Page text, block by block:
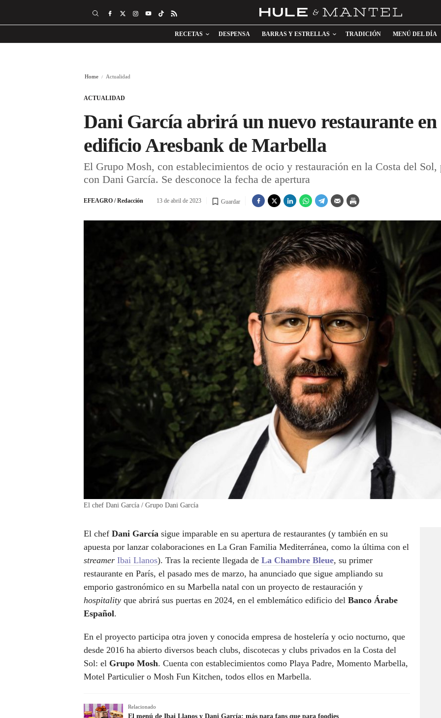
RECETAS DESPENSA BARRAS Y ESTRELLAS TRADICIÓN MENÚ DEL DÍA
Home Actualidad
ACTUALIDAD
Dani García abrirá un nuevo restaurante en
edificio Aresbank de Marbella
El Grupo Mosh, con establecimientos de ocio y restauración en la Costa del
con Dani García. Se desconoce la fecha de apertura
EFEAGRO / Redacción 13 de abril de 2023 Guardar
El chef Dani García / Grupo Dani García
El chef Dani García sigue imparable en su apertura de restaurantes (y también en su
apuesta por lanzar colaboraciones en La Gran Familia Mediterránea, como la última con el
streamer Ibai Llanos). Tras la reciente llegada de La Chambre Bleue, su primer
restaurante en París, el pasado mes de marzo, ha anunciado que sigue ampliando su
emporio gastronómico en su Marbella natal con un proyecto de restauración y
hospitality que abrirá sus puertas en 2024, en el emblemático edificio del Banco Árabe
Español.
En el proyecto participa otra joven y conocida empresa de hostelería y ocio nocturno, que
desde 2016 ha abierto diversos beach clubs, discotecas y clubs privados en la Costa del
Sol: el Grupo Mosh. Cuenta con establecimientos como Playa Padre, Momento Marbella,
Motel Particulier o Mosh Fun Kitchen, todos ellos en Marbella.
Relacionado
El menú de Ibai Llanos y Dani García: más para fans que para foodies